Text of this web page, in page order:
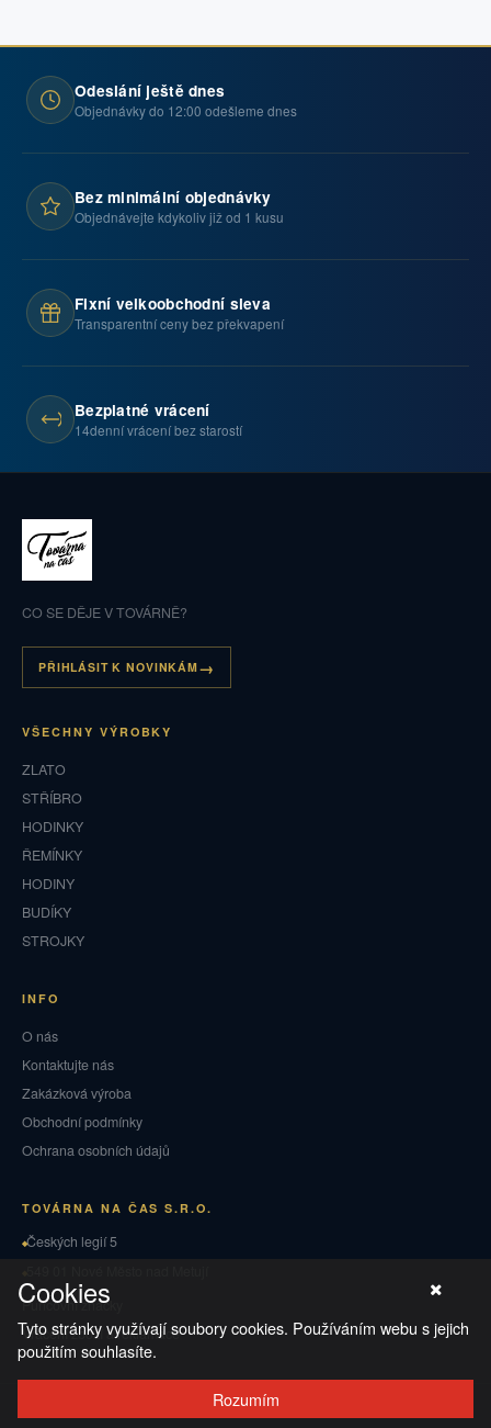
Odeslání ještě dnes
Objednávky do 12:00 odešleme dnes
Bez minimální objednávky
Objednávejte kdykoliv již od 1 kusu
Fixní velkoobchodní sleva
Transparentní ceny bez překvapení
Bezplatné vrácení
14denní vrácení bez starostí
CO SE DĚJE V TOVÁRNĚ?
PŘIHLÁSIT K NOVINKÁM
VŠECHNY VÝROBKY
ZLATO
STŘÍBRO
HODINKY
ŘEMÍNKY
HODINY
BUDÍKY
STROJKY
INFO
O nás
Kontaktujte nás
Zakázková výroba
Obchodní podmínky
Ochrana osobních údajů
TOVÁRNA NA ČAS S.R.O.
Českých legií 5
Puncovní značky
Vrácení zboží a reklamace
Ochrana osobních údajů
Cookies
Tyto stránky využívají soubory cookies. Používáním webu s jejich
použitím souhlasíte.
Rozumím